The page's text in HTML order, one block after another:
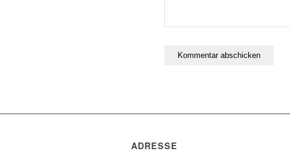
ADRESSE